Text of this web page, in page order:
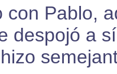
con Pablo,
despojó a